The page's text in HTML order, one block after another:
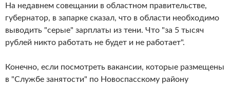
На недавнем совещании в областном правительстве,
губернатор, в запарке сказал, что в области необходимо
выводить "серые" зарплаты из тени. Что "за 5 тысяч
рублей никто работать не будет и не работает".
Конечно, если посмотреть вакансии, которые размещены
в "Службе занятости" по Новоспасскому району